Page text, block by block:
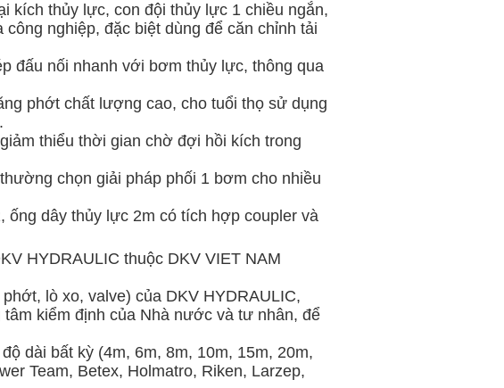
kích thủy lực, con đội thủy lực 1 chiều ngắn,
công nghiệp, đặc biệt dùng để căn chỉnh tải
đấu nối nhanh với bơm thủy lực, thông qua
phớt chất lượng cao, cho tuổi thọ sử dụng
thiểu thời gian chờ đợi hồi kích trong
chọn giải pháp phối 1 bơm cho nhiều
ống dây thủy lực 2m có tích hợp coupler và
HYDRAULIC thuộc DKV VIET NAM
lò xo, valve) của DKV HYDRAULIC,
kiểm định của Nhà nước và tư nhân, để
dài bất kỳ (4m, 6m, 8m, 10m, 15m, 20m,
Team, Betex, Holmatro, Riken, Larzep,